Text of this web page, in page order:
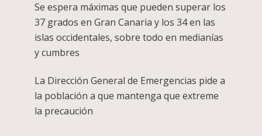
Se espera máximas que pueden superar los
37 grados en Gran Canaria y los 34 en las
islas occidentales, sobre todo en medianías
y cumbres
La Dirección General de Emergencias pide a
la población a que mantenga que extreme
la precaución